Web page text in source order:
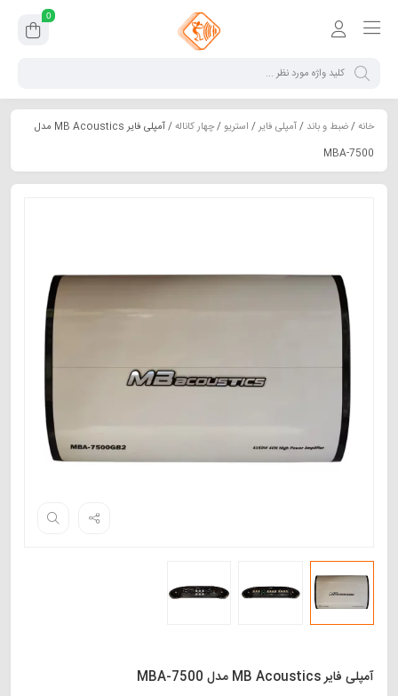
0
خانه/ضبط و باند /آمپلی فایر/ استریو/چهار کاناله
/ آمپلی‌ فایر MB Acoustics مدل
MBA-7500
آمپلی‌ فایر MB Acoustics مدل MBA-7500